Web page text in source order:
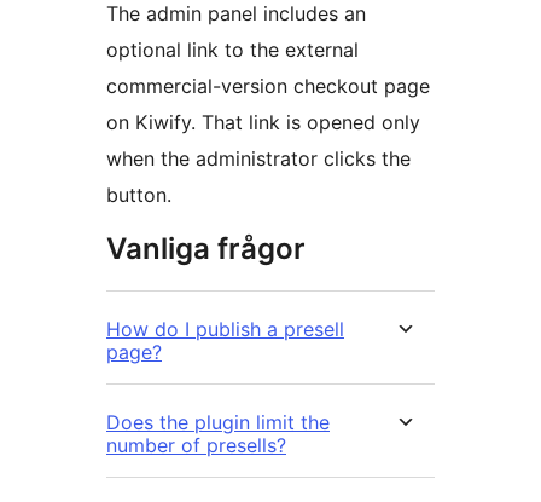
The admin panel includes an
optional link to the external
commercial-version checkout page
on Kiwify. That link is opened only
when the administrator clicks the
button.
Vanliga frågor
How do I publish a presell
page?
Does the plugin limit the
number of presells?